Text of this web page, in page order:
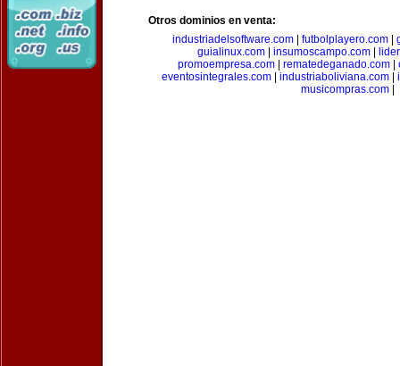
Otros dominios en venta:
industriadelsoftware.com| futbolplayero.com|
guialinux.com
insumoscampo.com
promoempresa.com| rematedeganado.com|
eventosintegrales.com| industriaboliviana.com|
musicompras.com|